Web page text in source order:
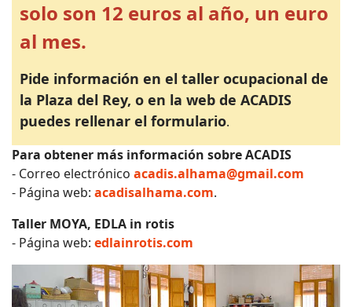
solo son 12 euros al año, un euro
al mes.
Pide información en el taller ocupacional de
la Plaza del Rey, o en la web de ACADIS
puedes rellenar el formulario.
Para obtener más información sobre ACADIS
- Correo electrónico acadis.alhama@gmail.com
- Página web: acadisalhama.com.
Taller MOYA, EDLA in rotis
- Página web: edlainrotis.com